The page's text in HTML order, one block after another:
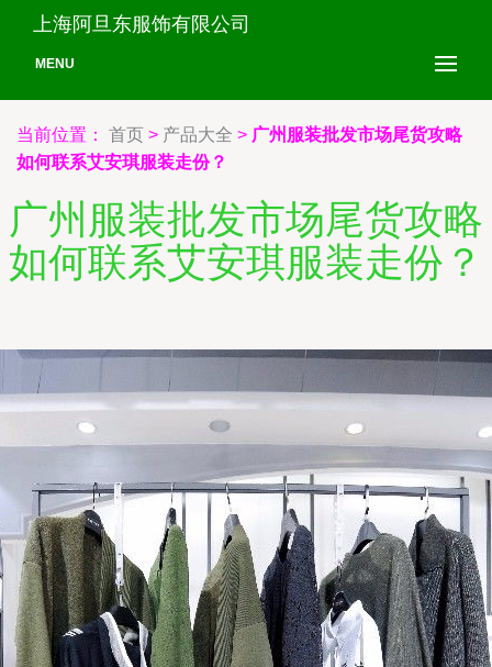
上海阿旦东服饰有限公司
MENU
当前位置： 首页 > 产品大全 > 广州服装批发市场尾货攻略
如何联系艾安琪服装走份？
广州服装批发市场尾货攻略
如何联系艾安琪服装走份？